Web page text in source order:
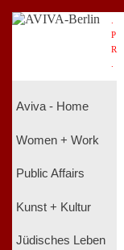
P
R
Aviva - Home
Women + Work
Public Affairs
Kunst + Kultur
Jüdisches Leben